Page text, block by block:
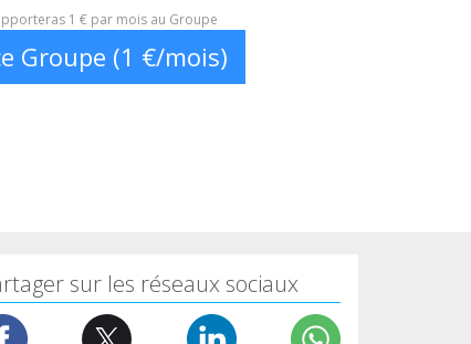
1 € par mois au Groupe
Groupe (1 €/mois)
sur les réseaux sociaux